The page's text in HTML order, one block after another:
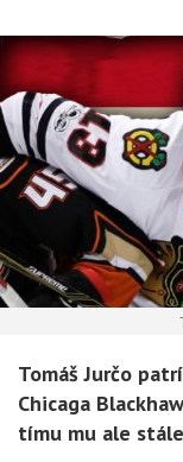
Tomáš Jurčo
Chicaga
tímu mu ale